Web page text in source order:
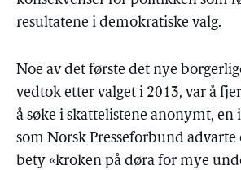
resultatene i demokratiske valg.
Noe av det første det nye
vedtok etter valget i 2013, var å
å søke i skattelistene anonymt,
som Norsk Presseforbund
bety «kroken på døra for mye